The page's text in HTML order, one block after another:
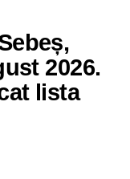
domenii de
cu experiență,
de muncă
ANOFM,
2026.
lista